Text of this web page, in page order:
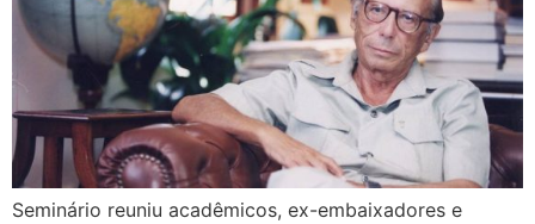
Seminário reuniu acadêmicos, ex-embaixadores e